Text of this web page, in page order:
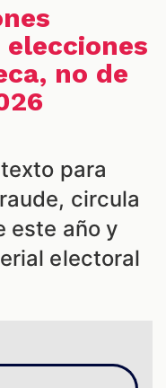
elecciones
no de
para
circula
este año y
electoral